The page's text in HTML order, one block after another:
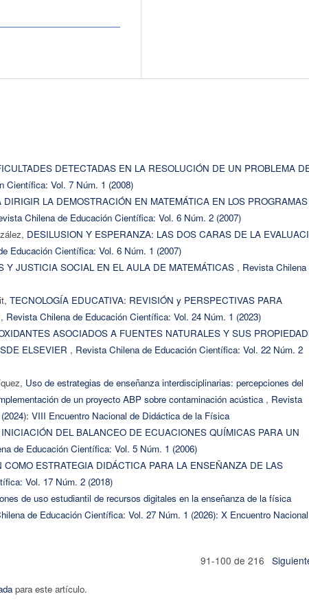
DETECTADAS EN LA RESOLUCIÓN DE UN PROBLEMA
Científica: Vol. 7 Núm. 1 (2008)
LA DEMOSTRACIÓN EN MATEMÁTICA EN LOS PROGRAMAS
Chilena de Educación Científica: Vol. 6 Núm. 2 (2007)
DESILUSION Y ESPERANZA: LAS DOS CARAS DE LA
Educación Científica: Vol. 6 Núm. 1 (2007)
Y JUSTICIA SOCIAL EN EL AULA DE MATEMÁTICAS , Revista Chilena
TECNOLOGÍA EDUCATIVA: REVISIÓN y PERSPECTIVAS PARA
, Revista Chilena de Educación Científica: Vol. 24 Núm. 1 (2023)
ASOCIADOS A FUENTES NATURALES Y SUS
ELSEVIER , Revista Chilena de Educación Científica: Vol. 22 Núm. 2
Uso de estrategias de enseñanza interdisciplinarias: percepciones del
de un proyecto ABP sobre contaminación acústica , Revista
VIII Encuentro Nacional de Didáctica de la Física
DEL BALANCEO DE ECUACIONES QUÍMICAS PARA UN
de Educación Científica: Vol. 5 Núm. 1 (2006)
ESTRATEGIA DIDÁCTICA PARA LA ENSEÑANZA DE LAS
Vol. 17 Núm. 2 (2018)
de uso estudiantil de recursos digitales en la enseñanza de la física
de Educación Científica: Vol. 27 Núm. 1 (2026): X Encuentro
91-100 de 216
para este artículo.